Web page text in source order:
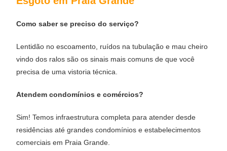
Como saber se preciso do serviço?
Lentidão no escoamento, ruídos na tubulação e mau cheiro
vindo dos ralos são os sinais mais comuns de que você
precisa de uma vistoria técnica.
Atendem condomínios e comércios?
Sim! Temos infraestrutura completa para atender desde
residências até grandes condomínios e estabelecimentos
comerciais em Praia Grande.